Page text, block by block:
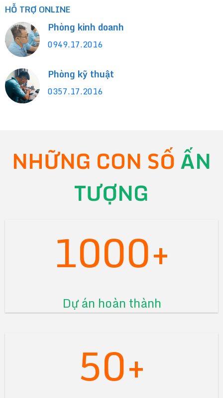
HỖ TRỢ ONLINE
Phòng kinh doanh
0949.17.2016
Phòng kỹ thuật
0357.17.2016
NHỮNG CON SỐ ẤN
TƯỢNG
1000+
Dự án hoàn thành
50+